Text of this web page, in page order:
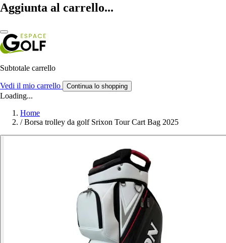
Aggiunta al carrello...
Subtotale carrello
Vedi il mio carrello Continua lo shopping
Loading...
Home
/ Borsa trolley da golf Srixon Tour Cart Bag 2025